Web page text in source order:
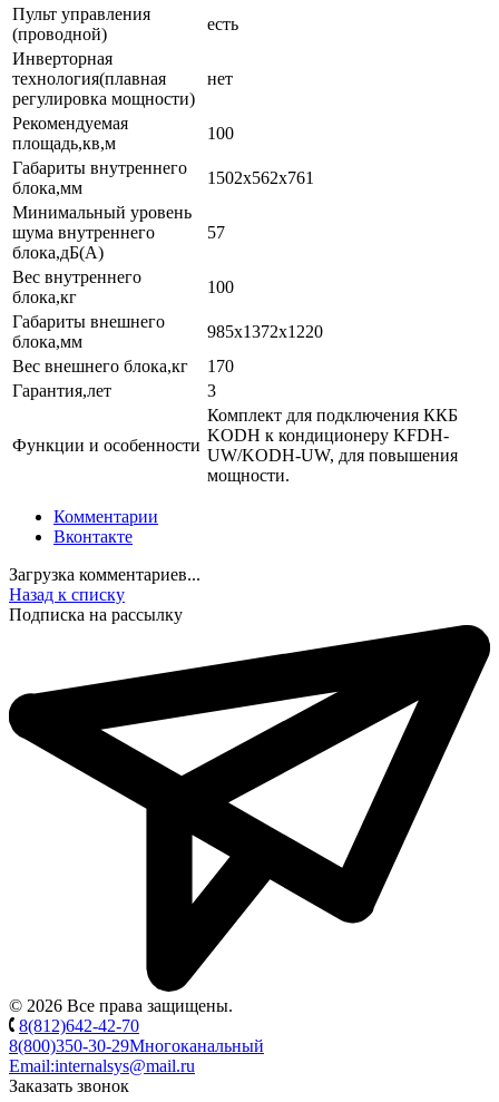
Пульт управления
(проводной)
есть
Инверторная
технология(плавная
регулировка мощности)
нет
Рекомендуемая
площадь,кв,м
100
Габариты внутреннего
блока,мм
1502x562x761
Минимальный уровень
шума внутреннего
блока,дБ(А)
57
Вес внутреннего
блока,кг
100
Габариты внешнего
блока,мм
985x1372x1220
Вес внешнего блока,кг
170
Гарантия,лет
3
Функции и особенности
Комплект для подключения ККБ
KODH к кондиционеру KFDH-
UW/KODH-UW, для повышения
мощности.
Комментарии
Вконтакте
Загрузка комментариев...
Назад к списку
Подписка на рассылку
© 2026 Все права защищены.
8(812)642-42-70
8(800)350-30-29Многоканальный
Email:internalsys@mail.ru
Заказать звонок